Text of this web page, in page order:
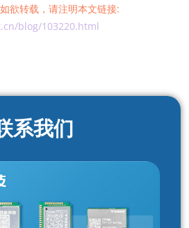
如欲转载，请注明本文链接:
blog/103220.html
系我们